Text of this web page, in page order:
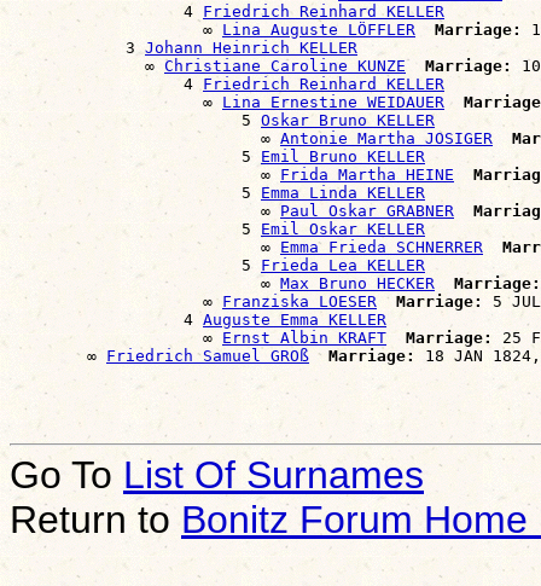
                  4
Friedrich Reinhard KELLER
                    ∞
Lina Auguste LÖFFLER Marriage:
            3
Johann Heinrich KELLER
              ∞
Christiane Caroline KUNZE Marriage:
                  4
Friedrich Reinhard KELLER
                    ∞
Lina Ernestine WEIDAUER
                        5
Oskar Bruno KELLER
                          ∞
Antonie Martha JOSIGER
                        5
Emil Bruno KELLER
                          ∞
Frida Martha HEINE
                        5
Emma Linda KELLER
                          ∞
Paul Oskar GRABNER
                        5
Emil Oskar KELLER
                          ∞
Emma Frieda SCHNERRER
                        5
Frieda Lea KELLER
                          ∞
Max Bruno HECKER
Marriage:
                    ∞
Franziska LOESER Marriage:
5
                  4
Auguste Emma KELLER
                    ∞
Ernst Albin KRAFT Marriage:
25
        ∞
Friedrich Samuel GROß Marriage:
Go To List Of Surnames
Return to Bonitz Forum Home